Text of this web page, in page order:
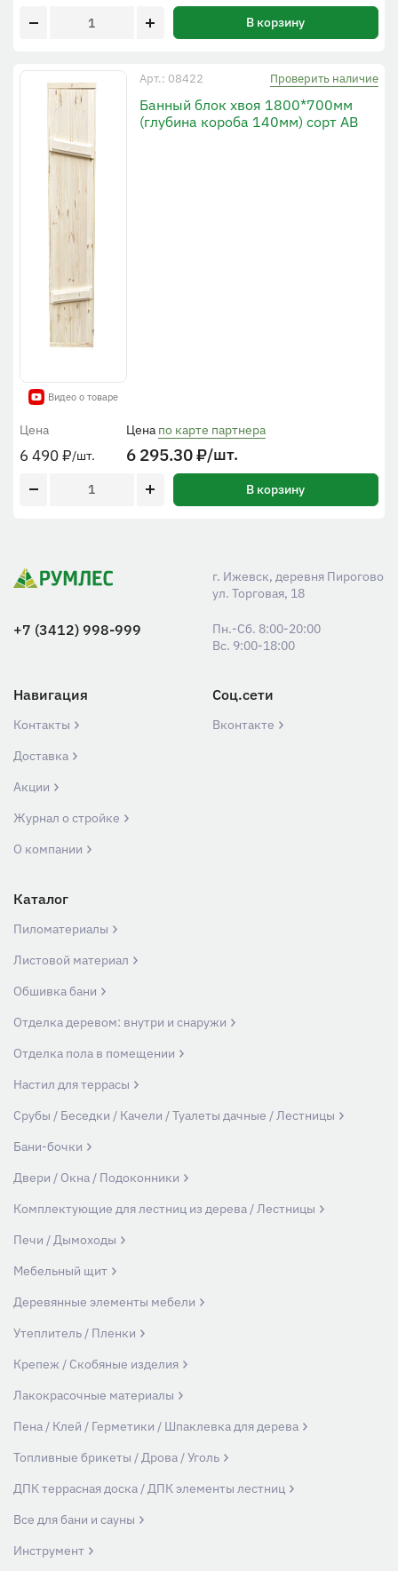
В корзину
Видео о товаре
Арт.: 08422 Проверить наличие
Банный блок хвоя 1800*700мм
(глубина короба 140мм) сорт АВ
Цена
6 490₽/шт.
Цена по карте партнера
6 295.30₽/шт.
В корзину
г. Ижевск, деревня Пирогово
ул. Торговая, 18
+7 (3412) 998-999
Пн.-Сб. 8:00-20:00
Вс. 9:00-18:00
Навигация
Контакты
Доставка
Акции
Журнал о стройке
О компании
Соц.сети
Вконтакте
Каталог
Пиломатериалы
Листовой материал
Обшивка бани
Отделка деревом: внутри и снаружи
Отделка пола в помещении
Настил для террасы
Срубы / Беседки / Качели / Туалеты дачные / Лестницы
Бани-бочки
Двери / Окна / Подоконники
Комплектующие для лестниц из дерева / Лестницы
Печи / Дымоходы
Мебельный щит
Деревянные элементы мебели
Утеплитель / Пленки
Крепеж / Скобяные изделия
Лакокрасочные материалы
Пена / Клей / Герметики / Шпаклевка для дерева
Топливные брикеты / Дрова / Уголь
ДПК террасная доска / ДПК элементы лестниц
Все для бани и сауны
Инструмент